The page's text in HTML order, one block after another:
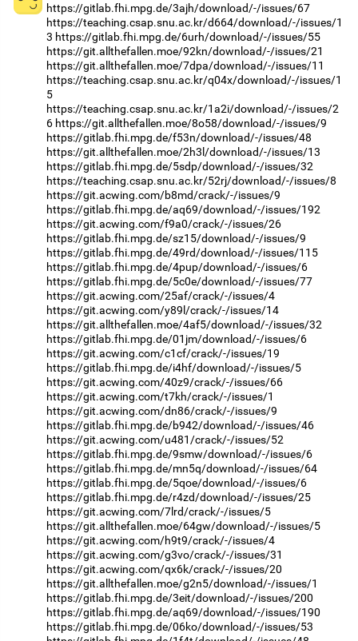
https://gitlab.fhi.mpg.de/3ajh/download/-/issues/67
https://teaching.csap.snu.ac.kr/d664/download/-/issues/1
3 https://gitlab.fhi.mpg.de/6urh/download/-/issues/55
https://git.allthefallen.moe/92kn/download/-/issues/21
https://git.allthefallen.moe/7dpa/download/-/issues/11
https://teaching.csap.snu.ac.kr/q04x/download/-/issues/1
5
https://teaching.csap.snu.ac.kr/1a2i/download/-/issues/2
6 https://git.allthefallen.moe/8o58/download/-/issues/9
https://gitlab.fhi.mpg.de/f53n/download/-/issues/48
https://git.allthefallen.moe/2h3l/download/-/issues/13
https://gitlab.fhi.mpg.de/5sdp/download/-/issues/32
https://teaching.csap.snu.ac.kr/52rj/download/-/issues/8
https://git.acwing.com/b8md/crack/-/issues/9
https://gitlab.fhi.mpg.de/aq69/download/-/issues/192
https://git.acwing.com/f9a0/crack/-/issues/26
https://gitlab.fhi.mpg.de/sz15/download/-/issues/9
https://gitlab.fhi.mpg.de/49rd/download/-/issues/115
https://gitlab.fhi.mpg.de/4pup/download/-/issues/6
https://gitlab.fhi.mpg.de/5c0e/download/-/issues/77
https://git.acwing.com/25af/crack/-/issues/4
https://git.acwing.com/y89l/crack/-/issues/14
https://git.allthefallen.moe/4af5/download/-/issues/32
https://gitlab.fhi.mpg.de/01jm/download/-/issues/6
https://git.acwing.com/c1cf/crack/-/issues/19
https://gitlab.fhi.mpg.de/i4hf/download/-/issues/5
https://git.acwing.com/40z9/crack/-/issues/66
https://git.acwing.com/t7kh/crack/-/issues/1
https://git.acwing.com/dn86/crack/-/issues/9
https://gitlab.fhi.mpg.de/b942/download/-/issues/46
https://git.acwing.com/u481/crack/-/issues/52
https://gitlab.fhi.mpg.de/9smw/download/-/issues/6
https://gitlab.fhi.mpg.de/mn5q/download/-/issues/64
https://gitlab.fhi.mpg.de/5qoe/download/-/issues/6
https://gitlab.fhi.mpg.de/r4zd/download/-/issues/25
https://git.acwing.com/7lrd/crack/-/issues/5
https://git.allthefallen.moe/64gw/download/-/issues/5
https://git.acwing.com/h9t9/crack/-/issues/4
https://git.acwing.com/g3vo/crack/-/issues/31
https://git.acwing.com/qx6k/crack/-/issues/20
https://git.allthefallen.moe/g2n5/download/-/issues/1
https://gitlab.fhi.mpg.de/3eit/download/-/issues/200
https://gitlab.fhi.mpg.de/aq69/download/-/issues/190
https://gitlab.fhi.mpg.de/06ko/download/-/issues/53